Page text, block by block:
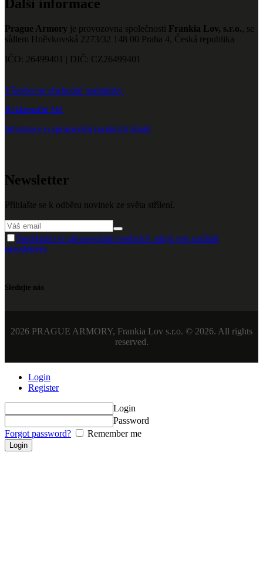
Další informace
Prague Armory je provozovna společnosti Frankia Lov, s.r.o., se
sídlem Hněvkovská 2273/32 148 00 Praha 4, Česká republika
IČO: 26499401 | DIČ: CZ26499401
Všeobecné obchodní podmínky
Reklamační řád
Informace o zpracování osobních údajů
Newsletter
Přihlašte se k odběru novinek ze světa střílení.
Souhlasím se zpracováním osobních udajů pro zasílání
newsletteru
Sledujte nás
2026 PRAGUE ARMORY, Frankia Lov s.r.o. © 2026. All rights
reserved.
Login
Register
Login
Password
Forgot password?
Remember me